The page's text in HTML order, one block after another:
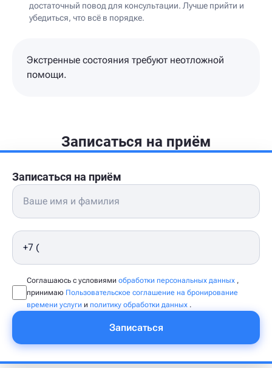
достаточный повод для консультации. Лучше прийти и
убедиться, что всё в порядке.
Экстренные состояния требуют неотложной
помощи.
Записаться на приём
Записаться на приём
Соглашаюсь с условиями обработки персональных данных ,
принимаю Пользовательское соглашение на бронирование
времени услуги и политику обработки данных .
Записаться